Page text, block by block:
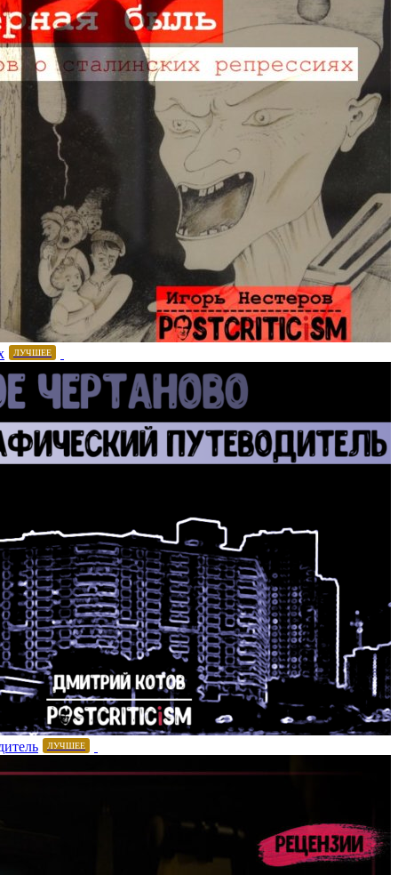
ЛУЧШЕЕ
ЛУЧШЕЕ